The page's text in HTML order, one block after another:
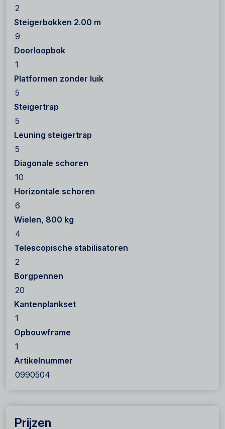
2
Steigerbokken 2.00 m
9
Doorloopbok
1
Platformen zonder luik
5
Steigertrap
5
Leuning steigertrap
5
Diagonale schoren
10
Horizontale schoren
6
Wielen, 800 kg
4
Telescopische stabilisatoren
2
Borgpennen
20
Kantenplankset
1
Opbouwframe
1
Artikelnummer
0990504
Prijzen